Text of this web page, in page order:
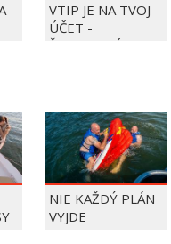
VTIP JE NA TVOJ
ÚČET -
ŠMOULOVÉ
NIE KAŽDÝ PLÁN
VYJDE